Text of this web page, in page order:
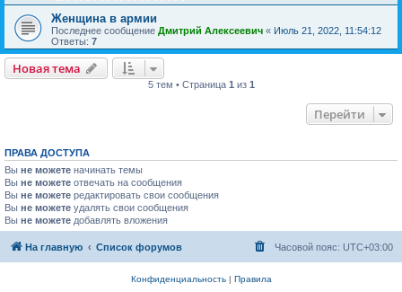
Женщина в армии
Последнее сообщение Дмитрий Алексеевич « Июль 21, 2022, 11:54:12
Ответы: 7
Новая тема
5 тем • Страница 1 из 1
Перейти
ПРАВА ДОСТУПА
Вы не можете начинать темы
Вы не можете отвечать на сообщения
Вы не можете редактировать свои сообщения
Вы не можете удалять свои сообщения
Вы не можете добавлять вложения
На главную Список форумов Часовой пояс: UTC+03:00
Конфиденциальность| Правила